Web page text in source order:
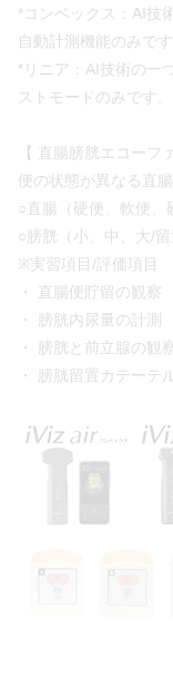
*コンベックス：AI技
自動計測機能のみで
*リニア：AI技術の一
ストモードのみです。
【 直腸膀胱エコーフ
便の状態が異なる直
○直腸（硬便、軟便
○膀胱（小、中、大/
※実習項目/評価項目
・ 直腸便貯留の観察
・ 膀胱内尿量の計測
・ 膀胱と前立腺の観
・ 膀胱留置カテーテ